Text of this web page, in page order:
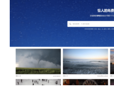
圖
片，
可
用
於